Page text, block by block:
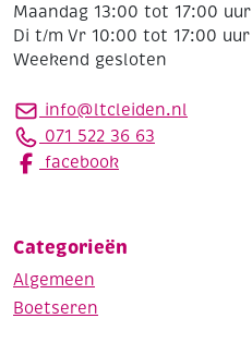
Maandag 13:00 tot 17:00 uur
Di t/m Vr 10:00 tot 17:00 uur
Weekend gesloten
info@ltcleiden.nl
071 522 36 63
facebook
Categorieën
Algemeen
Boetseren